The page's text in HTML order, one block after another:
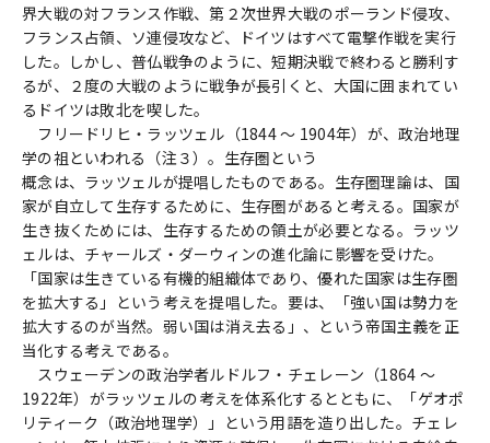
界大戦の対フランス作戦、第２次世界大戦のポーランド侵攻、
フランス占領、ソ連侵攻など、ドイツはすべて電撃作戦を実行
した。しかし、普仏戦争のように、短期決戦で終わると勝利す
るが、２度の大戦のように戦争が長引くと、大国に囲まれてい
るドイツは敗北を喫した。
フリードリヒ・ラッツェル（1844 ～ 1904年）が、政治地理
学の祖といわれる（注３）。生存圏という
概念は、ラッツェルが提唱したものである。生存圏理論は、国
家が自立して生存するために、生存圏があると考える。国家が
生き抜くためには、生存するための領土が必要となる。ラッツ
ェルは、チャールズ・ダーウィンの進化論に影響を受けた。
「国家は生きている有機的組織体であり、優れた国家は生存圏
を拡大する」という考えを提唱した。要は、「強い国は勢力を
拡大するのが当然。弱い国は消え去る」、という帝国主義を正
当化する考えである。
スウェーデンの政治学者ルドルフ・チェレーン（1864 ～
1922年）がラッツェルの考えを体系化するとともに、「ゲオポ
リティーク（政治地理学）」という用語を造り出した。チェレ